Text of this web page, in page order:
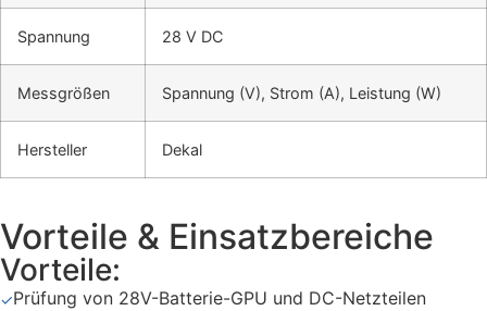
Spannung 28 V DC
Messgrößen Spannung (V), Strom (A), Leistung (W)
Hersteller Dekal
Vorteile & Einsatzbereiche
Vorteile:
✓Prüfung von 28V-Batterie-GPU und DC-Netzteilen